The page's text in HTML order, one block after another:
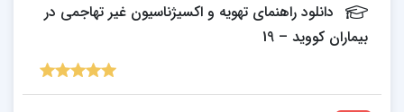
دانلود راهنمای تهویه و اکسیژناسیون غیر تهاجمی در
بیماران کووید – 19